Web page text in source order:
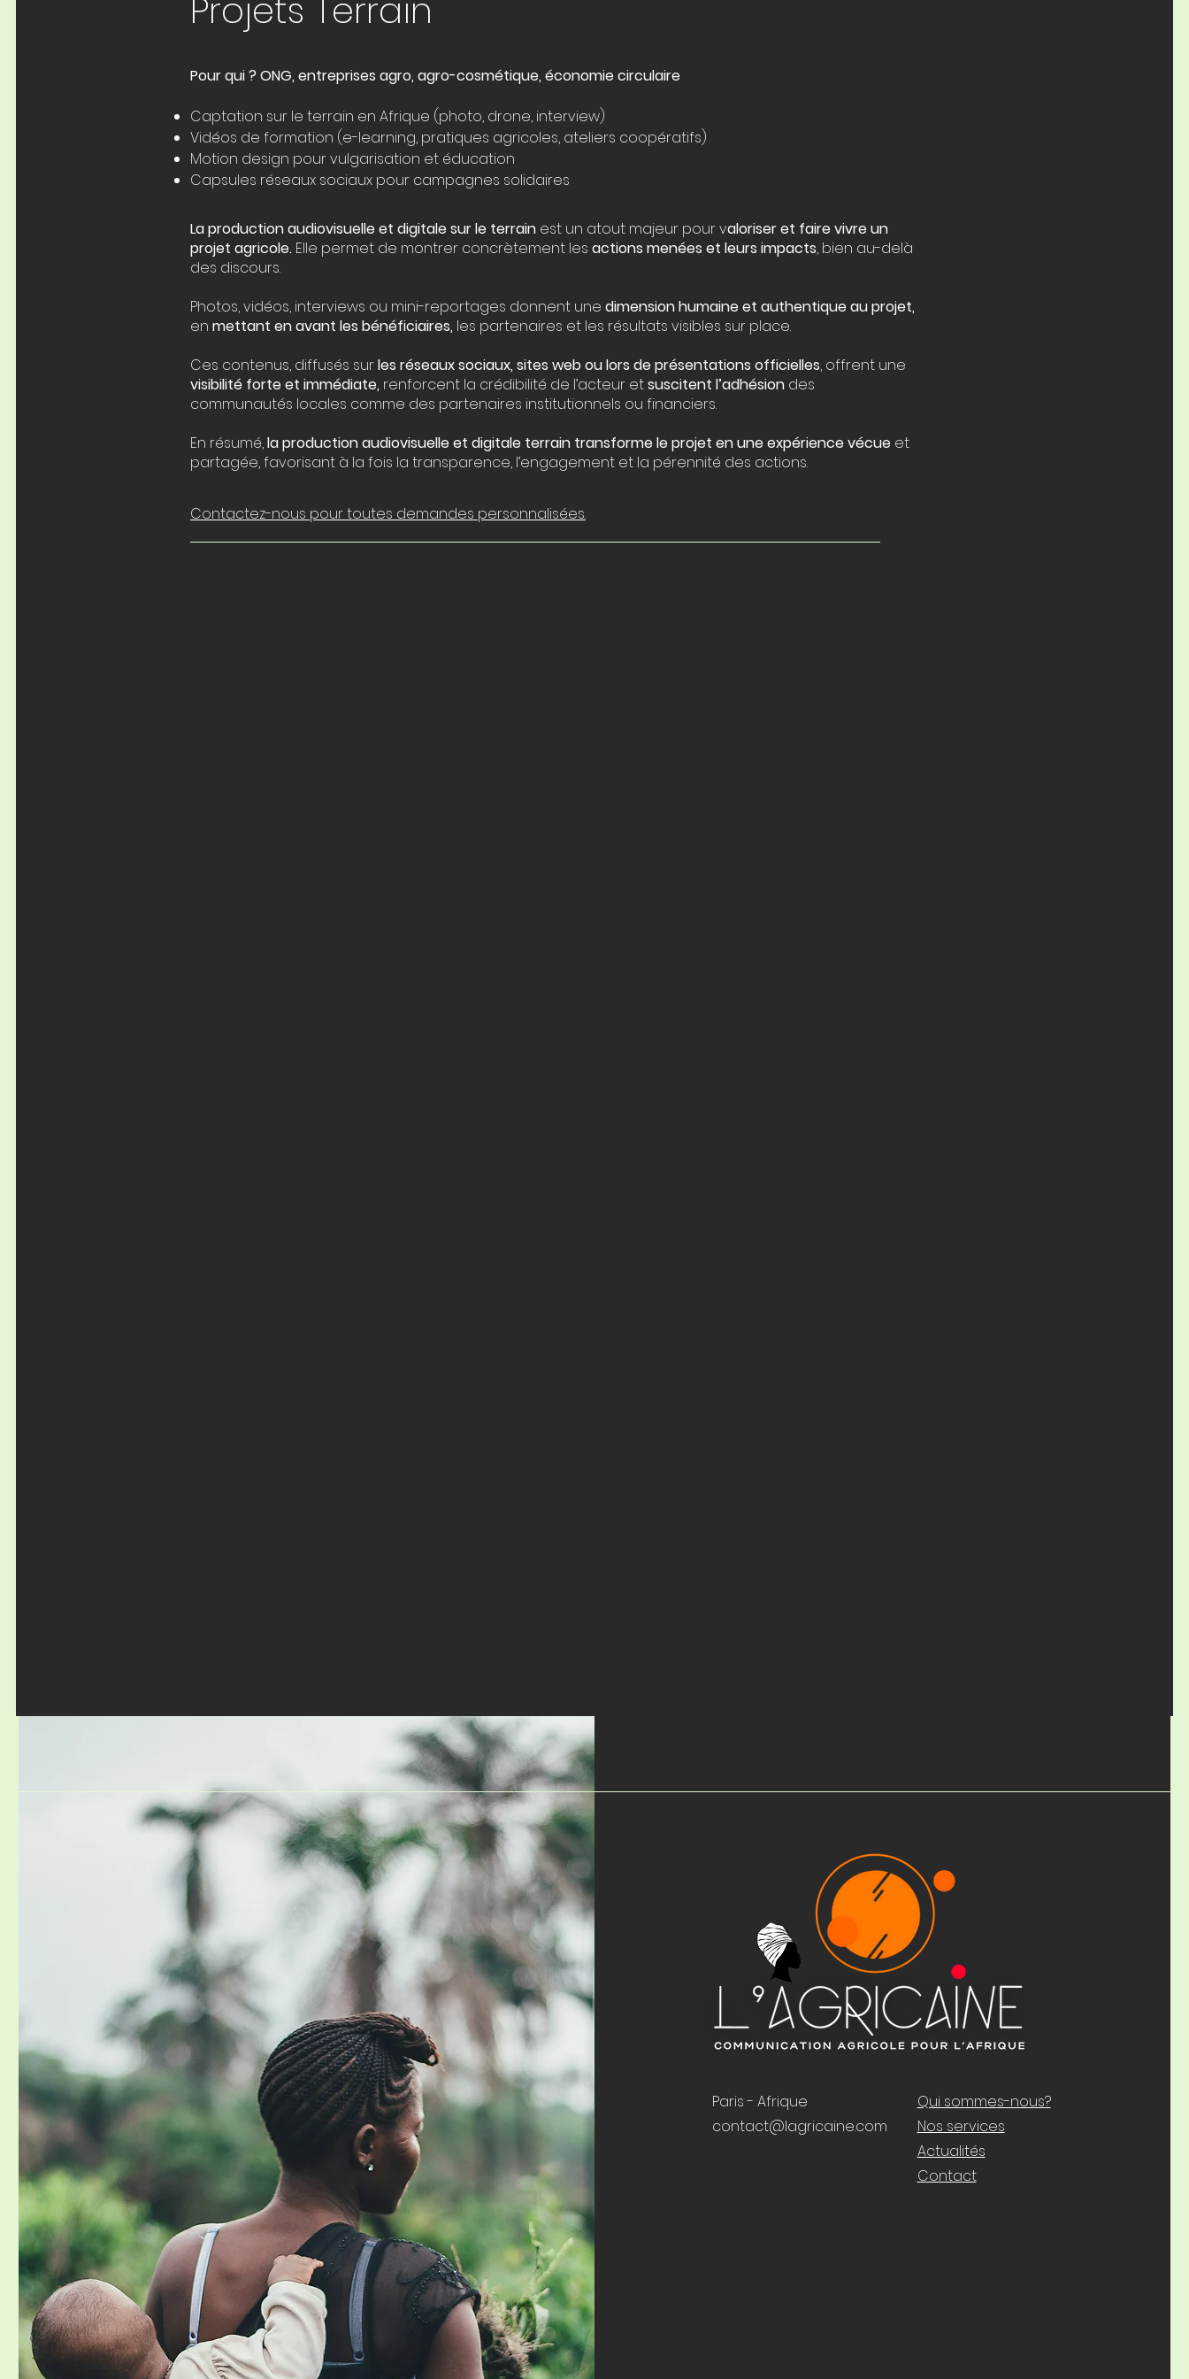
Projets Terrain
Pour qui ? ONG, entreprises agro, agro-cosmétique, économie circulaire
Captation sur le terrain en Afrique (photo, drone, interview)
Vidéos de formation (e-learning, pratiques agricoles, ateliers coopératifs)
Motion design pour vulgarisation et éducation
Capsules réseaux sociaux pour campagnes solidaires
La production audiovisuelle et digitale sur le terrain est un atout majeur pour valoriser et faire vivre un
projet agricole. Elle permet de montrer concrètement les actions menées et leurs impacts, bien au-delà
des discours.
Photos, vidéos, interviews ou mini-reportages donnent une dimension humaine et authentique au projet,
en mettant en avant les bénéficiaires, les partenaires et les résultats visibles sur place.
Ces contenus, diffusés surles réseaux sociaux, sites web ou lors de présentations officielles, offrent une
visibilité forte et immédiate, renforcent la crédibilité de l’acteur etsuscitent l’adhésion des
communautés locales comme des partenaires institutionnels ou financiers.
En résumé,la production audiovisuelle et digitale terrain transforme le projet en une expérience vécue et
partagée, favorisant à la fois la transparence, l’engagement et la pérennité des actions.
Contactez-nous pour toutes demandes personnalisées.
Paris - Afrique
contact@lagricaine.com
Qui sommes-nous?
Nos services
Actualités
Contact